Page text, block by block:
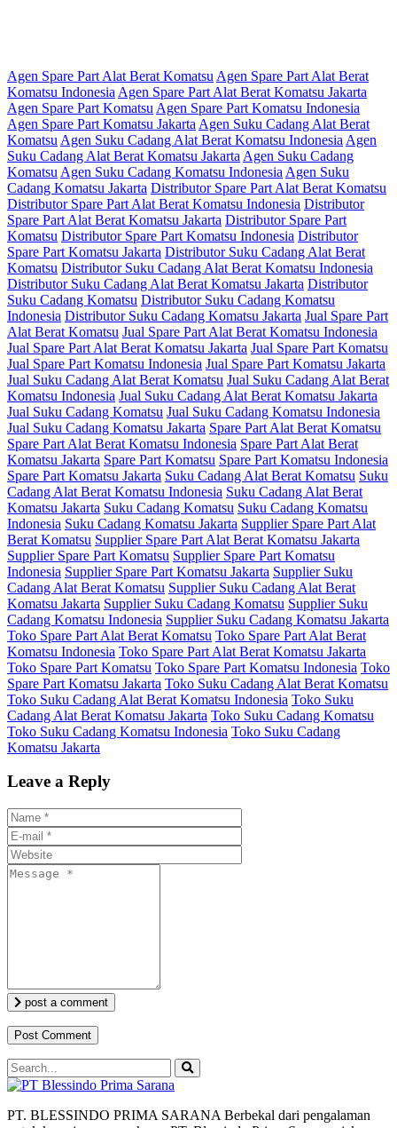
Agen Spare Part Alat Berat Komatsu Agen Spare Part Alat Berat
Komatsu Indonesia Agen Spare Part Alat Berat Komatsu Jakarta
Agen Spare Part Komatsu Agen Spare Part Komatsu Indonesia
Agen Spare Part Komatsu Jakarta Agen Suku Cadang Alat Berat
Komatsu Agen Suku Cadang Alat Berat Komatsu Indonesia Agen
Suku Cadang Alat Berat Komatsu Jakarta Agen Suku Cadang
Komatsu Agen Suku Cadang Komatsu Indonesia Agen Suku
Cadang Komatsu Jakarta Distributor Spare Part Alat Berat Komatsu
Distributor Spare Part Alat Berat Komatsu Indonesia Distributor
Spare Part Alat Berat Komatsu Jakarta Distributor Spare Part
Komatsu Distributor Spare Part Komatsu Indonesia Distributor
Spare Part Komatsu Jakarta Distributor Suku Cadang Alat Berat
Komatsu Distributor Suku Cadang Alat Berat Komatsu Indonesia
Distributor Suku Cadang Alat Berat Komatsu Jakarta Distributor
Suku Cadang Komatsu Distributor Suku Cadang Komatsu
Indonesia Distributor Suku Cadang Komatsu Jakarta Jual Spare Part
Alat Berat Komatsu Jual Spare Part Alat Berat Komatsu Indonesia
Jual Spare Part Alat Berat Komatsu Jakarta Jual Spare Part Komatsu
Jual Spare Part Komatsu Indonesia Jual Spare Part Komatsu Jakarta
Jual Suku Cadang Alat Berat Komatsu Jual Suku Cadang Alat Berat
Komatsu Indonesia Jual Suku Cadang Alat Berat Komatsu Jakarta
Jual Suku Cadang Komatsu Jual Suku Cadang Komatsu Indonesia
Jual Suku Cadang Komatsu Jakarta Spare Part Alat Berat Komatsu
Spare Part Alat Berat Komatsu Indonesia Spare Part Alat Berat
Komatsu Jakarta Spare Part Komatsu Spare Part Komatsu Indonesia
Spare Part Komatsu Jakarta Suku Cadang Alat Berat Komatsu Suku
Cadang Alat Berat Komatsu Indonesia Suku Cadang Alat Berat
Komatsu Jakarta Suku Cadang Komatsu Suku Cadang Komatsu
Indonesia Suku Cadang Komatsu Jakarta Supplier Spare Part Alat
Berat Komatsu Supplier Spare Part Alat Berat Komatsu Jakarta
Supplier Spare Part Komatsu Supplier Spare Part Komatsu
Indonesia Supplier Spare Part Komatsu Jakarta Supplier Suku
Cadang Alat Berat Komatsu Supplier Suku Cadang Alat Berat
Komatsu Jakarta Supplier Suku Cadang Komatsu Supplier Suku
Cadang Komatsu Indonesia Supplier Suku Cadang Komatsu Jakarta
Toko Spare Part Alat Berat Komatsu Toko Spare Part Alat Berat
Komatsu Indonesia Toko Spare Part Alat Berat Komatsu Jakarta
Toko Spare Part Komatsu Toko Spare Part Komatsu Indonesia Toko
Spare Part Komatsu Jakarta Toko Suku Cadang Alat Berat Komatsu
Toko Suku Cadang Alat Berat Komatsu Indonesia Toko Suku
Cadang Alat Berat Komatsu Jakarta Toko Suku Cadang Komatsu
Toko Suku Cadang Komatsu Indonesia Toko Suku Cadang
Komatsu Jakarta
Leave a Reply
post a comment
PT. BLESSINDO PRIMA SARANA Berbekal dari pengalaman